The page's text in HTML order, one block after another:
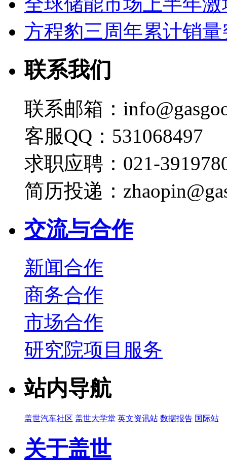
方程豹三周年累计销
联系我们
联系邮箱：
客服QQ：531068497
求职应聘：021-
简历投递：
交流与合作
新闻合作
商务合作
市场合作
研究院项目服务
站内导航
盖世汽车社区 盖世大学堂 英文资讯站 数据报告 国际站
关于盖世